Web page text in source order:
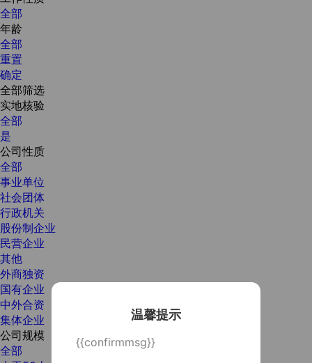
温馨提示
{{confirmmsg}}
全部
年龄
全部
重置
确定
全部筛选
实地核验
全部
是
公司性质
全部
事业单位
社会团体
行政机关
股份制企业
民营企业
其他
外商独资
国有企业
中外合资
集体企业
公司规模
全部